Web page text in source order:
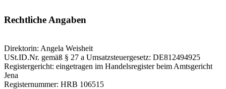
Rechtliche Angaben
Direktorin: Angela Weisheit
USt.ID.Nr. gemäß § 27 a Umsatzsteuergesetz: DE812494925
Registergericht: eingetragen im Handelsregister beim Amtsgericht
Jena
Registernummer: HRB 106515